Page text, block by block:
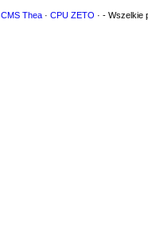
CMS Thea · CPU ZETO · - Wszelkie